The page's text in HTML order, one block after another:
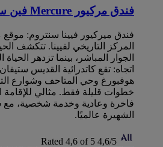
فندق مركيور Mercure فين سنتروم
فندق ميركيور فيينا سنتروم:
المركز التاريخي لفيينا. تتكشف
الجوار المباشر، بينما تزدهر
اتجاه: تقع كاتدرائية القديس
هوفبورغ وحي المتاحف وشوارع
خطوات قليلة فقط. مثالي للإقامة
فاخرة وعادية وخدمة شخصية، مع
الشهيرة عالميًا.
4,6/5
Rated 4,6 of 5